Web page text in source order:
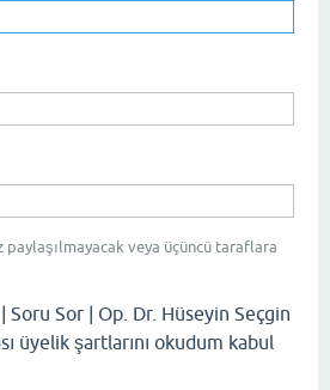
veya üçüncü taraflara
Soru Sor | Op. Dr. Hüseyin Seçgin
üyelik şartlarını okudum kabul